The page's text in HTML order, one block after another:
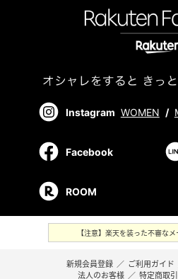
Instagram WOMEN /
Facebook
ROOM
【注意】楽天を装った不審な
新規会員登録 ／ ご利用ガイド
法人のお客様 ／ 特定商取